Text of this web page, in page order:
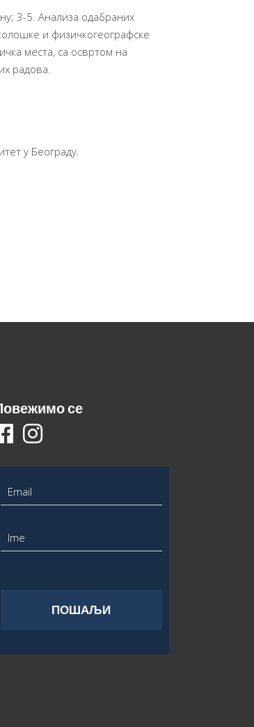
3-5. Анализа одабраних
и физичкогеографске
места, са освртом на
радова.
у Београду.
се